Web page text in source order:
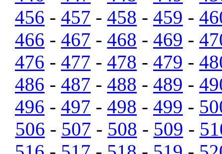
456 - 457 - 458 - 459 -
466 - 467 - 468 - 469 -
476 - 477 - 478 - 479 -
486 - 487 - 488 - 489 -
496 - 497 - 498 - 499 -
506 - 507 - 508 - 509 -